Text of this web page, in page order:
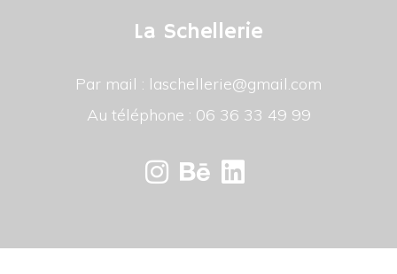
La Schellerie
Par mail : laschellerie@gmail.com
Au téléphone : 06 36 33 49 99